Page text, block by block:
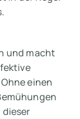
und macht
einen
dieser